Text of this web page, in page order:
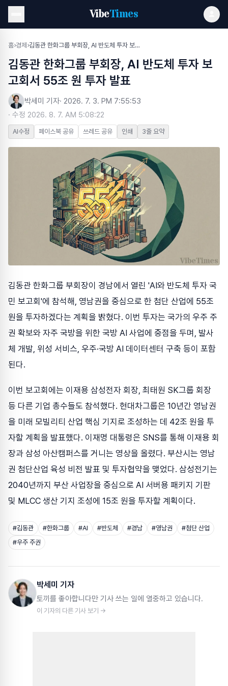
VibeTimes
홈›경제 › 김동관 한화그룹 부회장, AI 반도체 투자 보고회서 55조 원 투자 발표
김동관 한화그룹 부회장, AI 반도체 투자 보
고회서 55조 원 투자 발표
박세미 기자· 2026. 7. 3. PM 7:55:53
· 수정 2026. 8. 7. AM 5:08:22
AI수정 페이스북 공유 쓰레드 공유 인쇄 3줄 요약
김동관 한화그룹 부회장이 경남에서 열린 'AI와 반도체 투자 국
민 보고회'에 참석해, 영남권을 중심으로 한 첨단 산업에 55조
원을 투자하겠다는 계획을 밝혔다. 이번 투자는 국가의 우주 주
권 확보와 자주 국방을 위한 국방 AI 사업에 중점을 두며, 발사
체 개발, 위성 서비스, 우주·국방 AI 데이터센터 구축 등이 포함
된다.
이번 보고회에는 이재용 삼성전자 회장, 최태원 SK그룹 회장
등 다른 기업 총수들도 참석했다. 현대차그룹은 10년간 영남권
을 미래 모빌리티 산업 핵심 기지로 조성하는 데 42조 원을 투
자할 계획을 발표했다. 이재명 대통령은 SNS를 통해 이재용 회
장과 삼성 아산캠퍼스를 거니는 영상을 올렸다. 부산시는 영남
권 첨단산업 육성 비전 발표 및 투자협약을 맺었다. 삼성전기는
2040년까지 부산 사업장을 중심으로 AI 서버용 패키지 기판
및 MLCC 생산 기지 조성에 15조 원을 투자할 계획이다.
#김동관 #한화그룹 #AI #반도체 #경남 #영남권 #첨단 산업
#우주 주권
박세미 기자
토끼를 좋아합니다만 기사 쓰는 일에 열중하고 있습니다.
이 기자의 다른 기사 보기 →